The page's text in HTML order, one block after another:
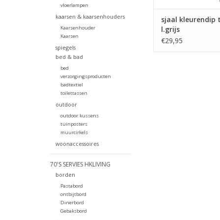
vloerlampen
kaarsen & kaarsenhouders
Kaarsenhouder
Kaarsen
spiegels
bed & bad
bed
verzorgingsproducten
badtextiel
toilettassen
outdoor
outdoor kussens
tuinposters
muurcirkels
woonaccessoires
70'S SERVIES HKLIVING
borden
Pastabord
ontbijtbord
Dinerbord
Gebaksbord
sjaal kleurendip
l.grijs
€29,95